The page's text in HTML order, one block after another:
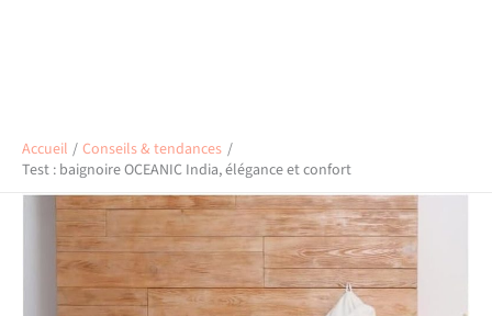
Accueil
Conseils & tendances
Test : baignoire OCEANIC India, élégance et confort